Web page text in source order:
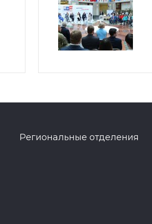
Региональные отделения